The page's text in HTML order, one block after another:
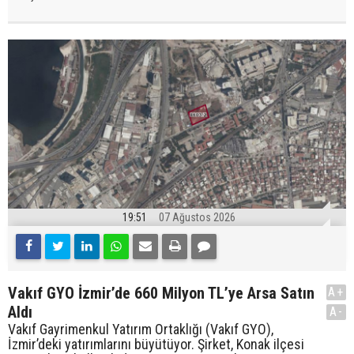
19:51 07 Ağustos 2026
Vakıf GYO İzmir’de 660 Milyon TL’ye Arsa Satın
Aldı
Vakıf Gayrimenkul Yatırım Ortaklığı (Vakıf GYO),
İzmir’deki yatırımlarını büyütüyor. Şirket, Konak ilçesi
A+
A-